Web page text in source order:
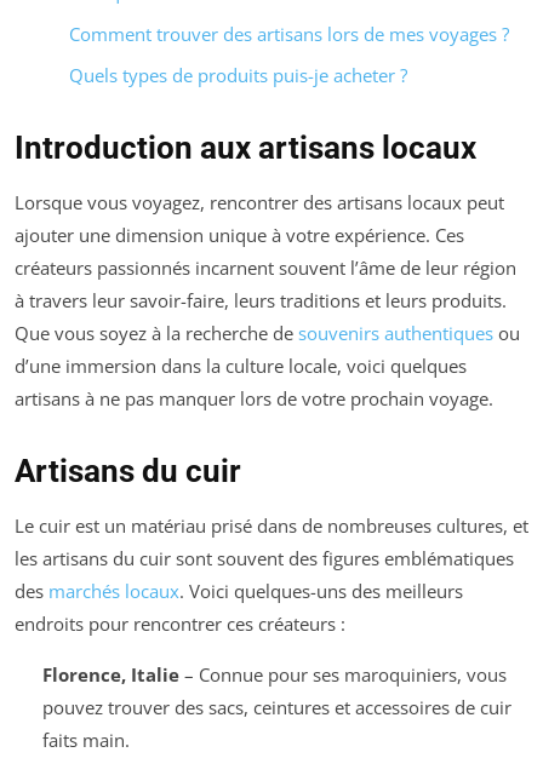
Comment trouver des artisans lors de mes voyages ?
Quels types de produits puis-je acheter ?
Introduction aux artisans locaux
Lorsque vous voyagez, rencontrer des artisans locaux peut
ajouter une dimension unique à votre expérience. Ces
créateurs passionnés incarnent souvent l’âme de leur région
à travers leur savoir-faire, leurs traditions et leurs produits.
Que vous soyez à la recherche de souvenirs authentiques ou
d’une immersion dans la culture locale, voici quelques
artisans à ne pas manquer lors de votre prochain voyage.
Artisans du cuir
Le cuir est un matériau prisé dans de nombreuses cultures, et
les artisans du cuir sont souvent des figures emblématiques
des marchés locaux. Voici quelques-uns des meilleurs
endroits pour rencontrer ces créateurs :
Florence, Italie– Connue pour ses maroquiniers, vous
pouvez trouver des sacs, ceintures et accessoires de cuir
faits main.